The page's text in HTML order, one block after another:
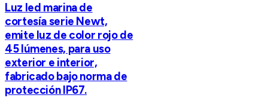
Luz led marina de
cortesía serie Newt,
emite luz de color rojo de
45 lúmenes, para uso
exterior e interior,
fabricado bajo norma de
protección IP67.